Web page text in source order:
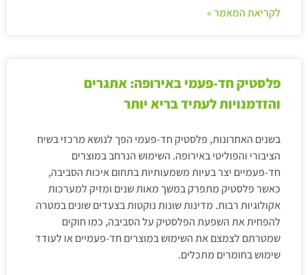
לקריאת המאמר »
פלסטיק חד-פעמי באירופה: אתגרים
והזדמנויות לעתיד בריא יותר
בשנים האחרונות, פלסטיק חד-פעמי הפך לנושא מרכזי בשיח
הציבורי והפוליטי באירופה. השימוש הנרחב במוצרים
חד-פעמיים יצר בעיות משמעותיות בתחום איכות הסביבה,
כאשר פלסטיק מתפרק במשך מאות שנים ומזיק למערכות
אקולוגיות רבות. מדינות שונות נוקטות בצעדים שונים במטרה
להפחית את השפעת הפלסטיק על הסביבה, כמו חוקים
שמטרתם לצמצם את השימוש במוצרים חד-פעמיים או לעודד
שימוש בחומרים מתכלים.